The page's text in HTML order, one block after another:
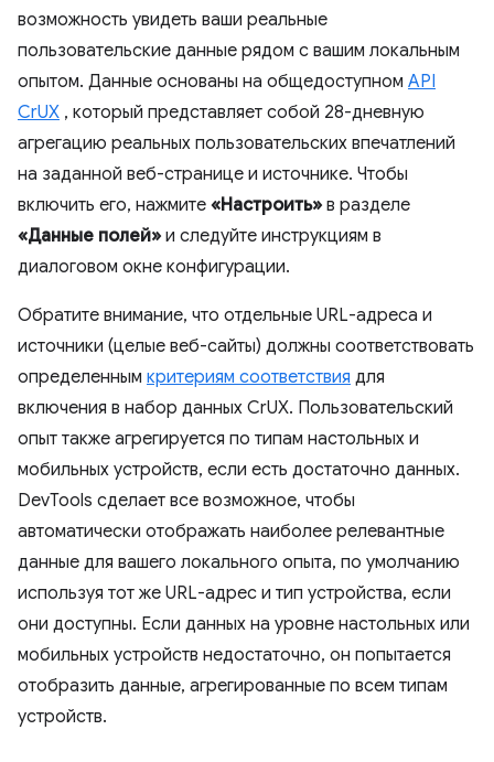
возможность увидеть ваши реальные
пользовательские данные рядом с вашим локальным
опытом. Данные основаны на общедоступном API
CrUX , который представляет собой 28-дневную
агрегацию реальных пользовательских впечатлений
на заданной веб-странице и источнике. Чтобы
включить его, нажмите «Настроить» в разделе
«Данные полей» и следуйте инструкциям в
диалоговом окне конфигурации.
Обратите внимание, что отдельные URL-адреса и
источники (целые веб-сайты) должны соответствовать
определенным критериям соответствия для
включения в набор данных CrUX. Пользовательский
опыт также агрегируется по типам настольных и
мобильных устройств, если есть достаточно данных.
DevTools сделает все возможное, чтобы
автоматически отображать наиболее релевантные
данные для вашего локального опыта, по умолчанию
используя тот же URL-адрес и тип устройства, если
они доступны. Если данных на уровне настольных или
мобильных устройств недостаточно, он попытается
отобразить данные, агрегированные по всем типам
устройств.